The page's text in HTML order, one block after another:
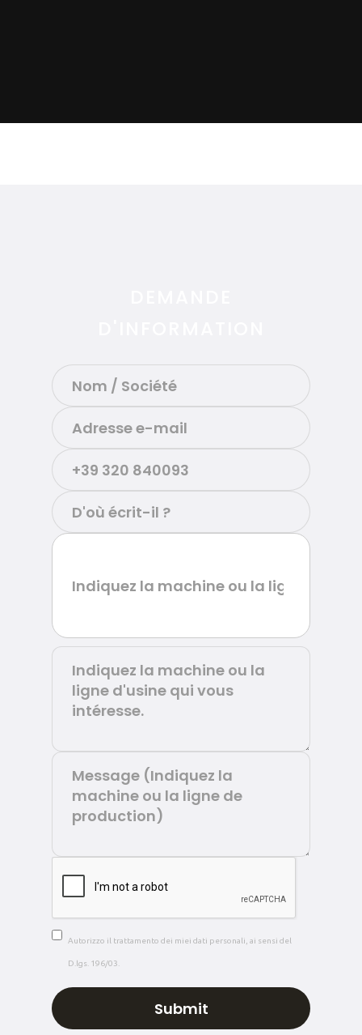
Autorizzo il trattamento dei miei dati personali, ai sensi del
D.lgs. 196/03.